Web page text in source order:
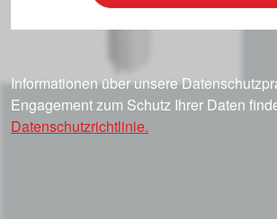
Informationen über unsere
Engagement zum Schutz Ihrer Daten
Datenschutzrichtlinie.